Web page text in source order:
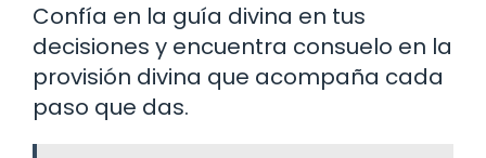
Confía en la guía divina en tus
decisiones y encuentra consuelo en la
provisión divina que acompaña cada
paso que das.